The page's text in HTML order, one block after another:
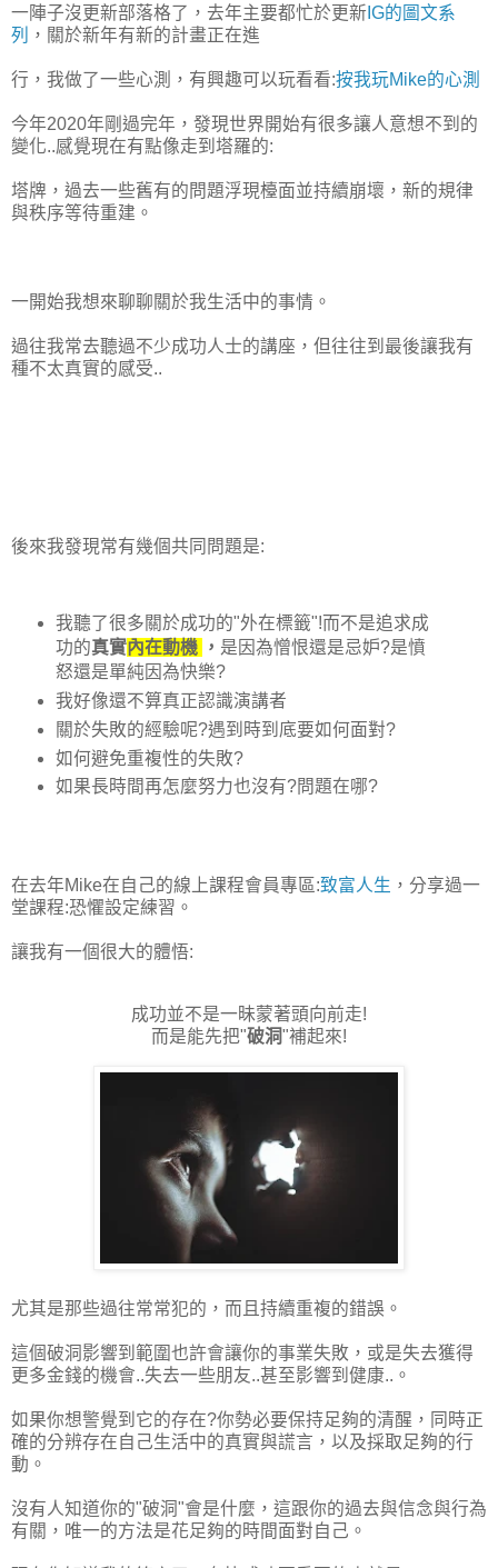
一陣子沒更新部落格了，去年主要都忙於更新 IG的圖文系
列
，關於新年有新的計畫正在進
行，我做了一些心測，有興趣可以玩看看:按我玩Mike的心測
今年2020年剛過完年，發現世界開始有很多讓人意想不到的
變化..感覺現在有點像走到塔羅的:
塔牌，過去一些舊有的問題浮現檯面並持續崩壞，新的規律
與秩序等待重建。
一開始我想來聊聊關於我生活中的事情。
過往我常去聽過不少成功人士的講座，但往往到最後讓我有
種不太真實的感受..
後來我發現常有幾個共同問題是:
我聽了很多關於成功的"外在標籤"!而不是追求成
功的真實內在動機 ， 是因為憎恨還是忌妒?是憤
怒還是單純因為快樂?
我好像還不算真正認識演講者
關於失敗的經驗呢?遇到時到底要如何面對?
如何避免重複性的失敗?
如果長時間再怎麼努力也沒有?問題在哪?
在去年Mike在自己的線上課程會員專區:致富人生 ，分享過一
堂課程:恐懼設定練習。
讓我有一個很大的體悟:
成功並不是一昧蒙著頭向前走!
而是能先把"破洞"補起來!
尤其是那些過往常常犯的，而且持續重複的錯誤。
這個破洞影響到範圍也許會讓你的事業失敗，或是失去獲得
更多金錢的機會..失去一些朋友..甚至影響到健康..。
如果你想警覺到它的存在?你勢必要保持足夠的清醒，同時正
確的分辨存在自己生活中的真實與謊言，以及採取足夠的行
動。
沒有人知道你的"破洞"會是什麼，這跟你的過去與信念與行為
有關，唯一的方法是花足夠的時間面對自己。